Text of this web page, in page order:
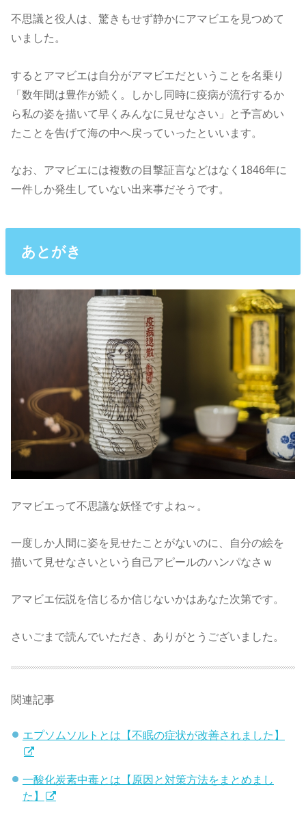
不思議と役人は、驚きもせず静かにアマビエを見つめて
いました。
するとアマビエは自分がアマビエだということを名乗り
「数年間は豊作が続く。しかし同時に疫病が流行するか
ら私の姿を描いて早くみんなに見せなさい」と予言めい
たことを告げて海の中へ戻っていったといいます。
なお、アマビエには複数の目撃証言などはなく1846年に
一件しか発生していない出来事だそうです。
あとがき
アマビエって不思議な妖怪ですよね～。
一度しか人間に姿を見せたことがないのに、自分の絵を
描いて見せなさいという自己アピールのハンパなさｗ
アマビエ伝説を信じるか信じないかはあなた次第です。
さいごまで読んでいただき、ありがとうございました。
関連記事
エプソムソルトとは【不眠の症状が改善されました】
一酸化炭素中毒とは【原因と対策方法をまとめまし
た】